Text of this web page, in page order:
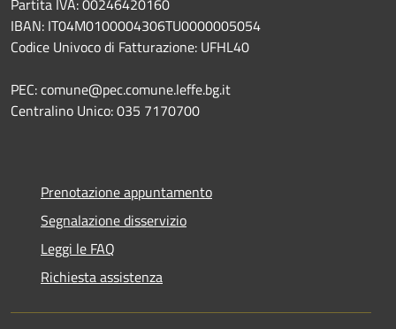
IBAN: IT04M0100004306TU0000005054
Codice Univoco di Fatturazione: UFHL40
PEC: comune@pec.comune.leffe.bg.it
Centralino Unico: 035 7170700
Prenotazione appuntamento
Segnalazione disservizio
Leggi le FAQ
Richiesta assistenza